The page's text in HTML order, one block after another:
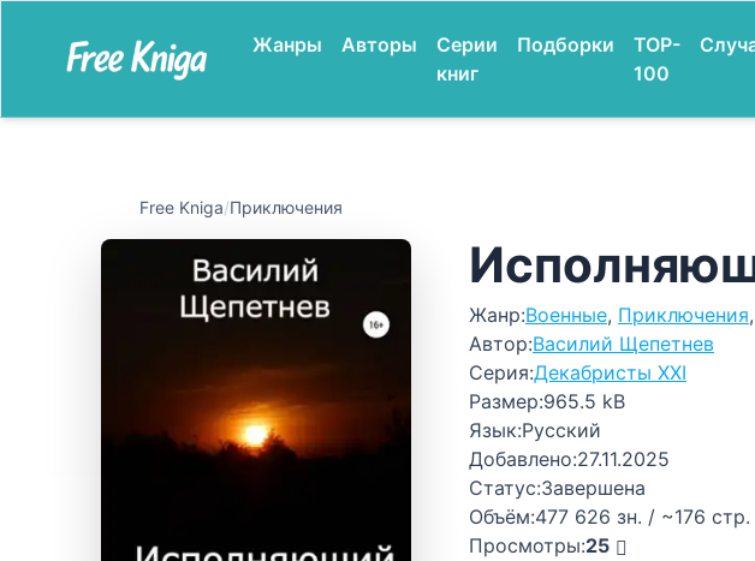
Жанры Авторы
Серии
книг
Подборки
TOP-
100
Free Kniga/Приключения
Жанр:Военные, Приключения,
Автор:Василий Щепетнев
Серия:Декабристы XXI
Размер:965.5 kB
Язык:Русский
Добавлено:27.11.2025
Статус:Завершена
Объём:477 626 зн. / ~176 стр.
Просмотры:25